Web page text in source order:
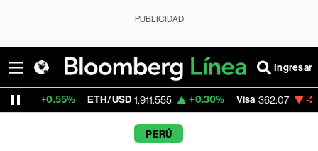
PUBLICIDAD
Ingresar
ETH/USD 1,911.555 +0.30% Visa 362.07 -2.27%
PERÚ